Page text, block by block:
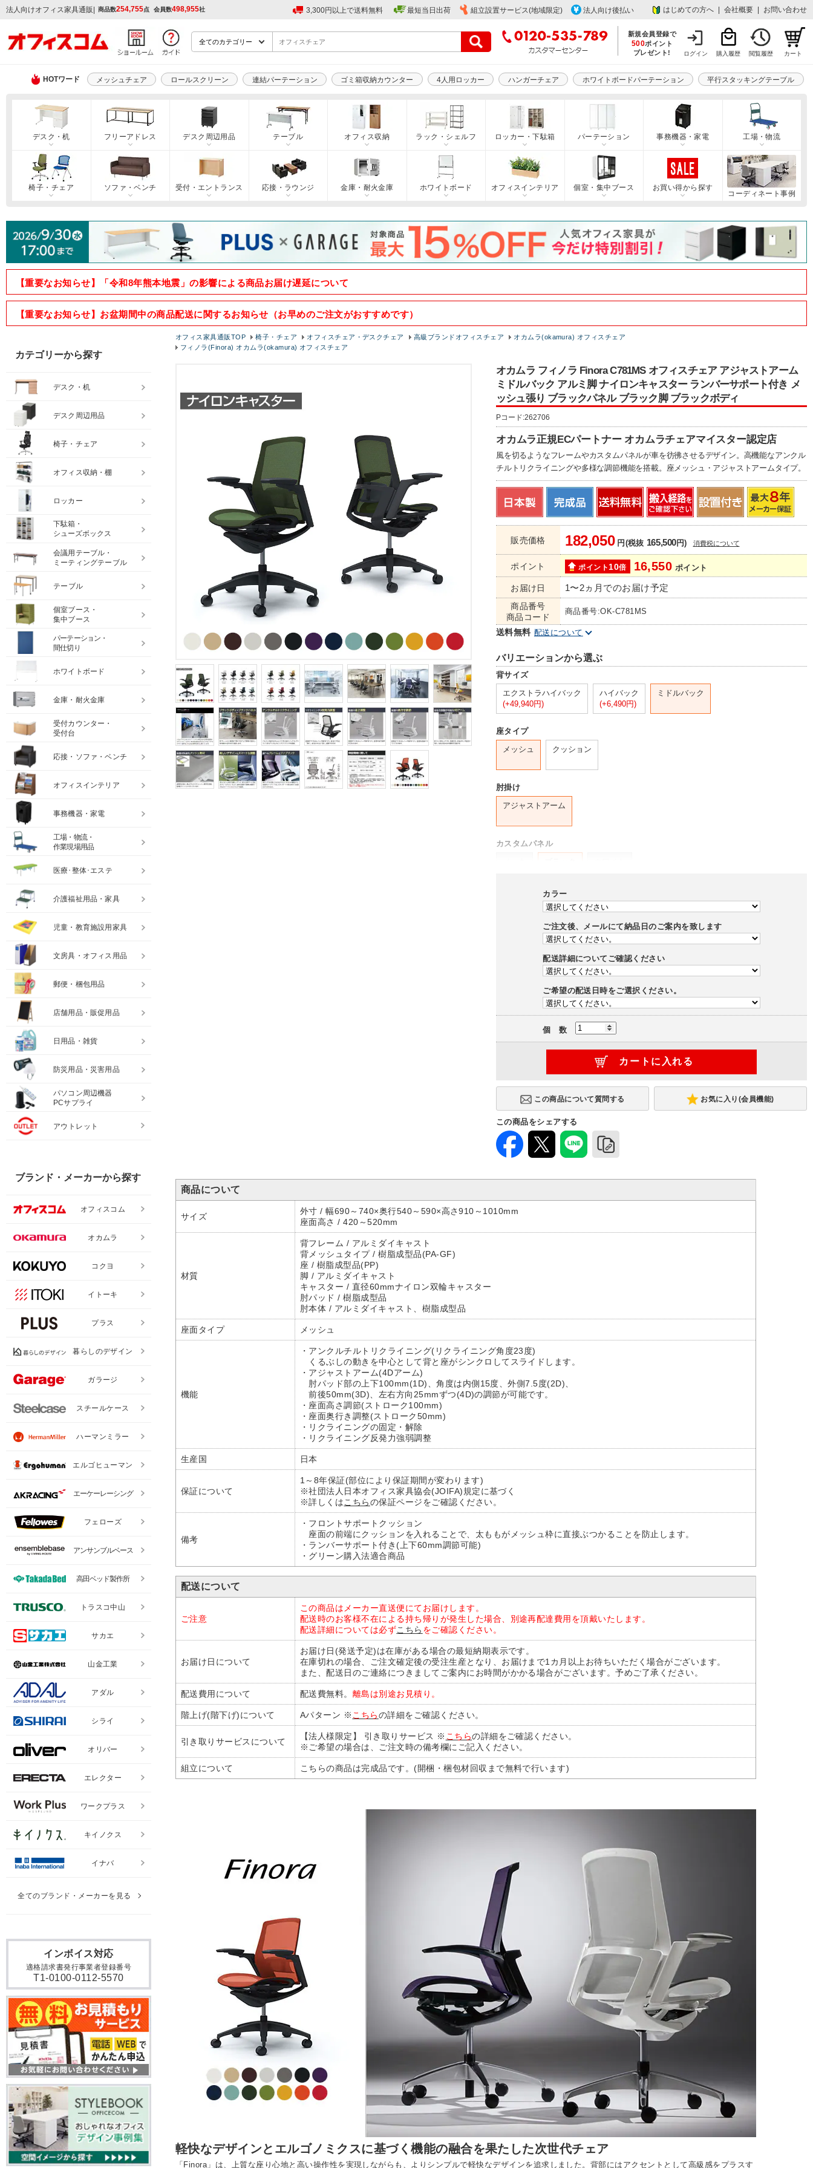
法人向けオフィス家具通販 | 商品数254,755点 会員数498,955社 3,300円以上で送料無料 最短当日出荷 組立設置サービス(地域限定) 法人向け後払い はじめての方へ 会社概要 お問い合わせ
新規会員登録で
500ポイント
プレゼント!
ログイン 購入履歴 閲覧履歴 カート
HOTワード メッシュチェア ロールスクリーン 連結パーテーション ゴミ箱収納カウンター 4人用ロッカー ハンガーチェア ホワイトボードパーテーション 平行スタッキングテーブル
デスク・机 フリーアドレス デスク周辺用品 テーブル オフィス収納 ラック・シェルフ ロッカー・下駄箱 パーテーション 事務機器・家電 工場・物流
椅子・チェア ソファ・ベンチ 受付・エントランス 応接・ラウンジ 金庫・耐火金庫 ホワイトボード オフィスインテリア 個室・集中ブース
お買い得から探す
コーディネート事例
【重要なお知らせ】「令和8年熊本地震」の影響による商品お届け遅延について
【重要なお知らせ】お盆期間中の商品配送に関するお知らせ（お早めのご注文がおすすめです）
オフィス家具通販TOP 椅子・チェア オフィスチェア・デスクチェア 高級ブランドオフィスチェア
オカムラ(okamura) オフィスチェア
フィノラ(Finora) オカムラ(okamura) オフィスチェア
オカムラ フィノラ Finora C781MS オフィスチェア アジャストアーム
ミドルバック アルミ脚 ナイロンキャスター ランバーサポート付き メ
ッシュ張り ブラックパネル ブラック脚 ブラックボディ
Pコード:262706
オカムラ正規ECパートナー オカムラチェアマイスター認定店
風を切るようなフレームやカスタムパネルが車を彷彿させるデザイン。高機能なアンクル
チルトリクライニングや多様な調節機能を搭載。座メッシュ・アジャストアームタイプ。
販売価格 182,050円(税抜 165,500円) 消費税について
ポイント ポイント10倍 16,550 ポイント
お届け日 1〜2ヵ月でのお届け予定
商品番号
商品コード
商品番号:OK-C781MS
送料無料 配送について
バリエーションから選ぶ
背サイズ
エクストラハイバック
(+49,940円)
ハイバック
(+6,490円)
ミドルバック
座タイプ
メッシュ
クッション
肘掛け
アジャストアーム
カスタムパネル
ボディカラー
-
ブラック
ホワイト
-
(-10,120円)
あり
なし
あり
(+17,710円)
キャスター
ナイロン
ウレタン
カラー
ご注文後、メールにて納品日のご案内を致します
配送詳細についてご確認ください
ご希望の配送日時をご選択ください。
個 数
お気に入り(会員機能)
この商品をシェアする
商品について
サイズ
外寸 / 幅690～740×奥行540～590×高さ910～1010mm
座面高さ / 420～520mm
材質
背フレーム / アルミダイキャスト
背メッシュタイプ / 樹脂成型品(PA-GF)
座 / 樹脂成型品(PP)
脚 / アルミダイキャスト
キャスター / 直径60mmナイロン双輪キャスター
肘パッド / 樹脂成型品
肘本体 / アルミダイキャスト、樹脂成型品
座面タイプ メッシュ
機能
・アンクルチルトリクライニング(リクライニング角度23度)
くるぶしの動きを中心として背と座がシンクロしてスライドします。
・アジャストアーム(4Dアーム)
肘パッド部の上下100mm(1D)、角度は内側15度、外側7.5度(2D)、
前後50mm(3D)、左右方向25mmずつ(4D)の調節が可能です。
・座面高さ調節(ストローク100mm)
・座面奥行き調整(ストローク50mm)
・リクライニングの固定・解除
・リクライニング反発力強弱調整
生産国 日本
保証について
1～8年保証(部位により保証期間が変わります)
※社団法人日本オフィス家具協会(JOIFA)規定に基づく
※詳しくはこちらの保証ページをご確認ください。
備考
・フロントサポートクッション
座面の前端にクッションを入れることで、太ももがメッシュ枠に直接ぶつかることを防止します。
・ランバーサポート付き(上下60mm調節可能)
・グリーン購入法適合商品
配送について
ご注意
この商品はメーカー直送便にてお届けします。
配送時のお客様不在による持ち帰りが発生した場合、別途再配達費用を頂戴いたします。
配送詳細については必ずこちら をご確認ください。
お届け日について
お届け日(発送予定)は在庫がある場合の最短納期表示です。
在庫切れの場合、ご注文確定後の受注生産となり、お届けまで1カ月以上お待ちいただく場合がございます。
また、配送日のご連絡につきましてご案内にお時間がかかる場合がございます。予めご了承ください。
配送費用について 配送費無料。 離島は別途お見積り。
階上げ(階下げ)について Aパターン ※こちらの詳細をご確認ください。
引き取りサービスについて
【法人様限定】 引き取りサービス ※ こちらの詳細をご確認ください。
※ご希望の場合は、ご注文時の備考欄にご記入ください。
組立について こちらの商品は完成品です。(開梱・梱包材回収まで無料で行います)
軽快なデザインとエルゴノミクスに基づく機能の融合を果たした次世代チェア
「Finora」は、上質な座り心地と高い操作性を実現しながらも、よりシンプルで軽快なデザインを追求しました。背部にはアクセントとして高級感をプラスす
インボイス対応
適格請求書発行事業者登録番号
T1-0100-0112-5570
カテゴリーから探す
デスク・机
デスク周辺用品
椅子・チェア
オフィス収納・棚
ロッカー
下駄箱・
シューズボックス
会議用テーブル・
ミーティングテーブル
テーブル
個室ブース・
集中ブース
パーテーション・
間仕切り
ホワイトボード
金庫・耐火金庫
受付カウンター・
受付台
応接・ソファ・ベンチ
オフィスインテリア
事務機器・家電
工場・物流・
作業現場用品
医療･整体･エステ
介護福祉用品・家具
児童・教育施設用家具
文房具・オフィス用品
郵便・梱包用品
店舗用品・販促用品
日用品・雑貨
防災用品・災害用品
パソコン周辺機器
PCサプライ
アウトレット
ブランド・メーカーから探す
オフィスコム
オカムラ
コクヨ
イトーキ
プラス
暮らしのデザイン
ガラージ
スチールケース
ハーマンミラー
エルゴヒューマン
エーケーレーシング
フェローズ
アンサンブルベース
高田ベッド製作所
トラスコ中山
サカエ
山金工業
アダル
シライ
オリバー
エレクター
ワークプラス
キイノクス
イナバ
全てのブランド・メーカーを見る